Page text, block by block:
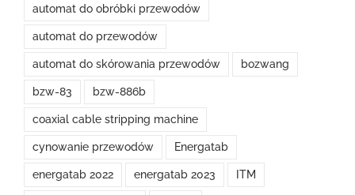
automat do obróbki przewodów
automat do przewodów
automat do skórowania przewodów bozwang
bzw-83 bzw-886b
coaxial cable stripping machine
cynowanie przewodów Energatab
energatab 2022 energatab 2023 ITM